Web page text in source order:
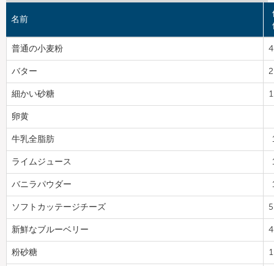
名前
普通の小麦粉
バター
細かい砂糖
卵黄
牛乳全脂肪
ライムジュース
バニラパウダー
ソフトカッテージチーズ
新鮮なブルーベリー
粉砂糖